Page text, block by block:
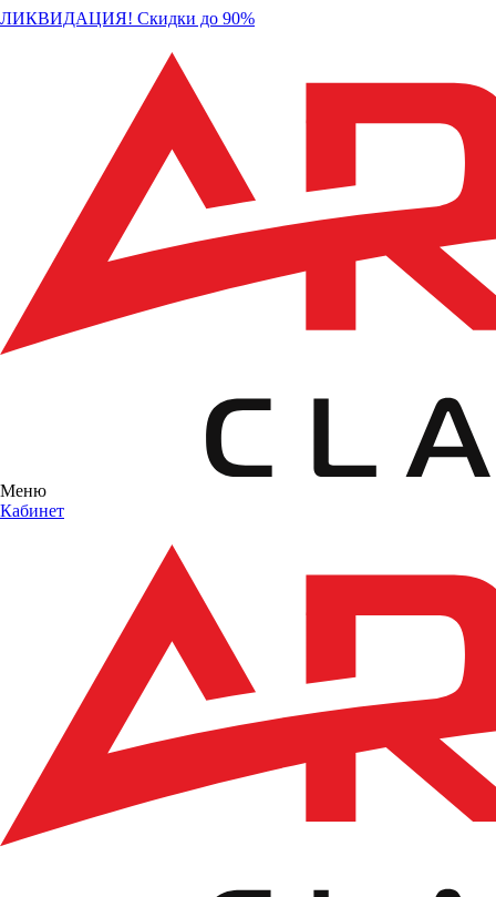
ЛИКВИДАЦИЯ! Скидки до 90%
Меню
Кабинет